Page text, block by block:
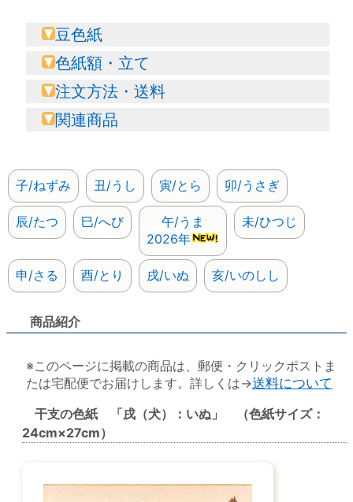
豆色紙
色紙額・立て
注文方法・送料
関連商品
子/ねずみ 丑/うし 寅/とら 卯/うさぎ
辰/たつ 巳/へび
午/うま
2026年
未/ひつじ
申/さる 酉/とり 戌/いぬ 亥/いのしし
商品紹介
※このページに掲載の商品は、郵便・クリックポストま
たは宅配便でお届けします。詳しくは→送料について
干支の色紙 「戌（犬）：いぬ」 （色紙サイズ：
24cm×27cm）